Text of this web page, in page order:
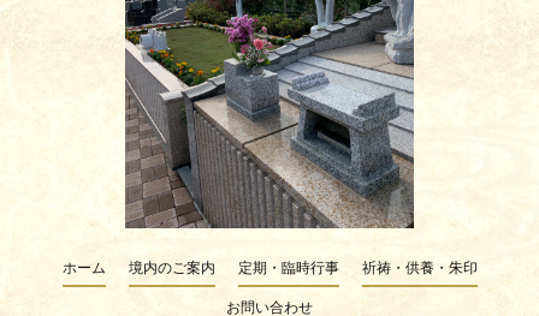
ホーム 境内のご案内 定期・臨時行事 祈祷・供養・朱印
お問い合わせ